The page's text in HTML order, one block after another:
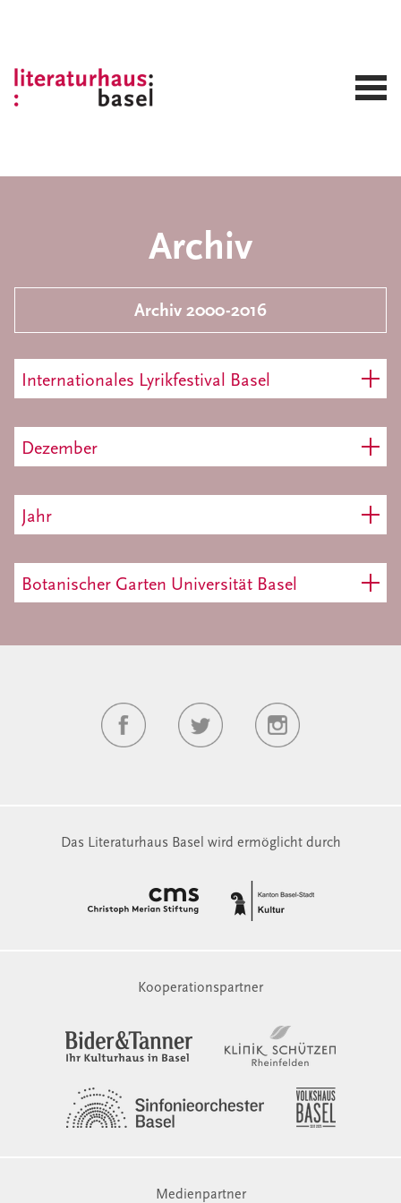
Archiv
Archiv 2000-2016
Internationales Lyrikfestival Basel
Dezember
Jahr
Botanischer Garten Universität Basel
Das Literaturhaus Basel wird ermöglicht durch
Kooperationspartner
Medienpartner